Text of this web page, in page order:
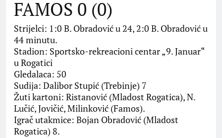
FAMOS 0 (0)
Strijelci: 1:0 B. Obradović u 24, 2:0 B. Obradović u
44 minutu.
Stadion: Sportsko-rekreacioni centar „9. Januar“
u Rogatici
Gledalaca: 50
Sudija: Dalibor Stupić (Trebinje) 7
Žuti kartoni: Ristanović (Mladost Rogatica), N.
Lučić, Jovičić, Milinković (Famos).
Igrač utakmice: Bojan Obradović (Mladost
Rogatica) 8.